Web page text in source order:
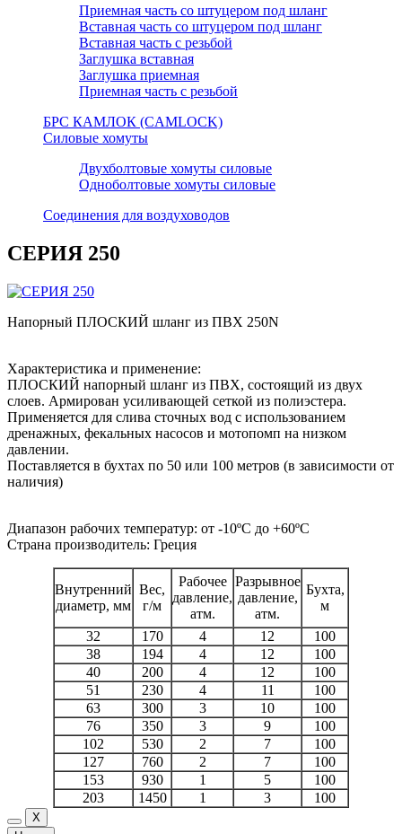
Приемная часть со штуцером под шланг
Вставная часть со штуцером под шланг
Вставная часть с резьбой
Заглушка вставная
Заглушка приемная
Приемная часть с резьбой
БРС КАМЛОК (CAMLOCK)
Силовые хомуты
Двухболтовые хомуты силовые
Одноболтовые хомуты силовые
Соединения для воздуховодов
СЕРИЯ 250
Напорный ПЛОСКИЙ шланг из ПВХ 250N
Характеристика и применение:
ПЛОСКИЙ напорный шланг из ПВХ, состоящий из двух
слоев. Армирован усиливающей сеткой из полиэстера.
Применяется для слива сточных вод с использованием
дренажных, фекальных насосов и мотопомп на низком
давлении.
Поставляется в бухтах по 50 или 100 метров (в зависимости от
наличия)
Диапазон рабочих температур: от -10ºC до +60ºC
Страна производитель: Греция
Внутренний
диаметр, мм
Вес,
г/м
Рабочее
давление,
атм.
Разрывное
давление,
атм.
Бухта,
м
32
170 4 12
100
38
194 4 12
100
40
200 4 12
100
51
230 4 11
100
63
300 3 10
100
76
350 3 9
100
102
530 2 7
100
127
760 2 7
100
153
930 1 5
100
203
1450 1 3 100